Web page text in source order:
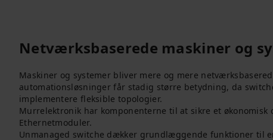
Netværksbaserede maskiner og
Maskiner og systemer bliver mere og mere
automationsløsninger får stadig større betydning, da
implementere fleksible topologier.
Murrelektronik har komponenterne til at sikre et
Ethernetmoduler.
Unmanaged switche dækker grundlæggende funktioner til